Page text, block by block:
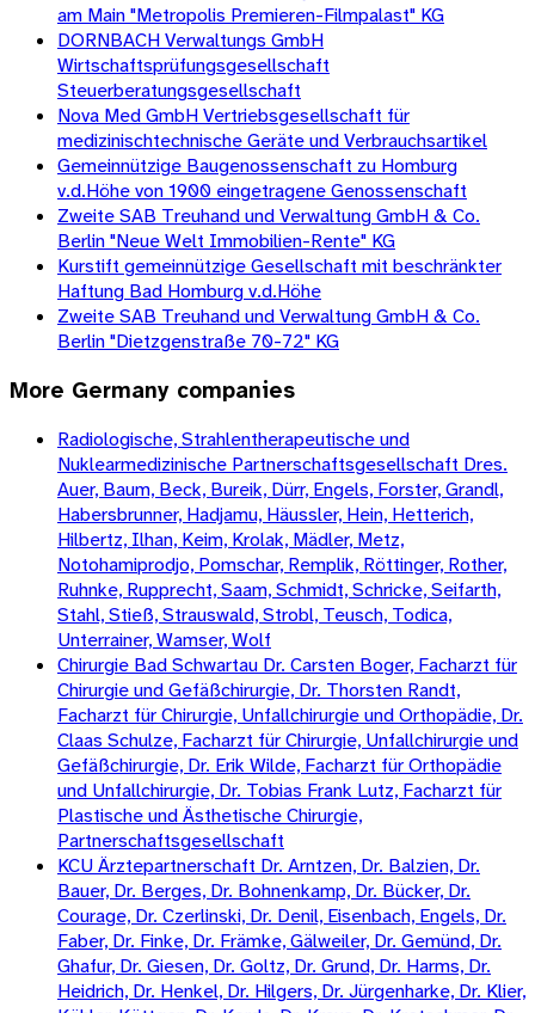
am Main "Metropolis Premieren-Filmpalast" KG
DORNBACH Verwaltungs GmbH
Wirtschaftsprüfungsgesellschaft
Steuerberatungsgesellschaft
Nova Med GmbH Vertriebsgesellschaft für
medizinischtechnische Geräte und Verbrauchsartikel
Gemeinnützige Baugenossenschaft zu Homburg
v.d.Höhe von 1900 eingetragene Genossenschaft
Zweite SAB Treuhand und Verwaltung GmbH & Co.
Berlin "Neue Welt Immobilien-Rente" KG
Kurstift gemeinnützige Gesellschaft mit beschränkter
Haftung Bad Homburg v.d.Höhe
Zweite SAB Treuhand und Verwaltung GmbH & Co.
Berlin "Dietzgenstraße 70-72" KG
More Germany companies
Radiologische, Strahlentherapeutische und
Nuklearmedizinische Partnerschaftsgesellschaft Dres.
Auer, Baum, Beck, Bureik, Dürr, Engels, Forster, Grandl,
Habersbrunner, Hadjamu, Häussler, Hein, Hetterich,
Hilbertz, Ilhan, Keim, Krolak, Mädler, Metz,
Notohamiprodjo, Pomschar, Remplik, Röttinger, Rother,
Ruhnke, Rupprecht, Saam, Schmidt, Schricke, Seifarth,
Stahl, Stieß, Strauswald, Strobl, Teusch, Todica,
Unterrainer, Wamser, Wolf
Chirurgie Bad Schwartau Dr. Carsten Boger, Facharzt für
Chirurgie und Gefäßchirurgie, Dr. Thorsten Randt,
Facharzt für Chirurgie, Unfallchirurgie und Orthopädie, Dr.
Claas Schulze, Facharzt für Chirurgie, Unfallchirurgie und
Gefäßchirurgie, Dr. Erik Wilde, Facharzt für Orthopädie
und Unfallchirurgie, Dr. Tobias Frank Lutz, Facharzt für
Plastische und Ästhetische Chirurgie,
Partnerschaftsgesellschaft
KCU Ärztepartnerschaft Dr. Arntzen, Dr. Balzien, Dr.
Bauer, Dr. Berges, Dr. Bohnenkamp, Dr. Bücker, Dr.
Courage, Dr. Czerlinski, Dr. Denil, Eisenbach, Engels, Dr.
Faber, Dr. Finke, Dr. Främke, Gälweiler, Dr. Gemünd, Dr.
Ghafur, Dr. Giesen, Dr. Goltz, Dr. Grund, Dr. Harms, Dr.
Heidrich, Dr. Henkel, Dr. Hilgers, Dr. Jürgenharke, Dr. Klier,